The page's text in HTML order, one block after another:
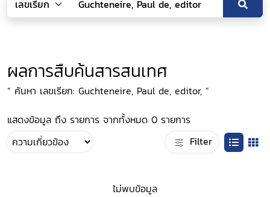
ผลการสืบค้นสารสนเทศ
“ ค้นหา เลขเรียก: Guchteneire, Paul de, editor, ”
แสดงข้อมูล ถึง รายการ จากทั้งหมด 0 รายการ
Filter
ไม่พบข้อมูล